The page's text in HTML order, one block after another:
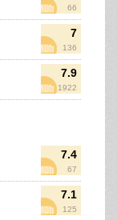
66
7
136
7.9
1922
7.4
67
7.1
125